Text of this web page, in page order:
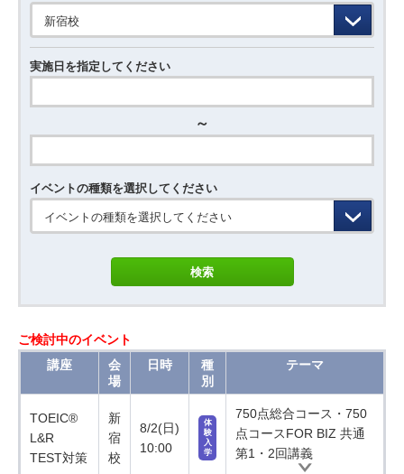
新宿校
実施日を指定してください
～
イベントの種類を選択してください
イベントの種類を選択してください
ご検討中のイベント
講座
会
場
日時
種
別
テーマ
TOEIC®
L&R
TEST対策
新
宿
校
8/2(日)
10:00
体
験
入
学
750点総合コース・750
点コースFOR BIZ 共通
第1・2回講義